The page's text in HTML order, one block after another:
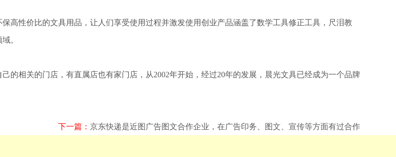
高性价比的文具用品，让人们享受使用过程并激发使用创业产品涵盖了数学工具修正工具，尺泪教
。
的相关的门店，有直属店也有家门店，从2002年开始，经过20年的发展，晨光文具已经成为一个品牌
下一篇： 京东快递是近图广告图文合作企业，在广告印务、图文、宣传等方面有过合作